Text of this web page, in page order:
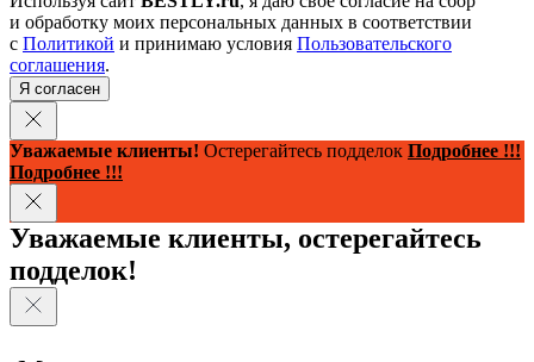
и обработку моих персональных данных в соответствии
с Политикой и принимаю условия Пользовательского
соглашения.
Я согласен
Уважаемые клиенты! Остерегайтесь подделок Подробнее !!!
Подробнее !!!
Уважаемые клиенты, остерегайтесь
подделок!